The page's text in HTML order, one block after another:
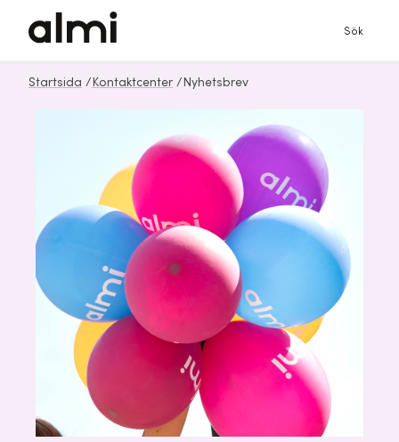
Sök
Startsida / Kontaktcenter / Nyhetsbrev